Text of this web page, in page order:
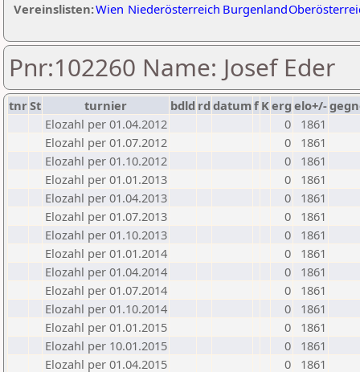
Vereinslisten:Wien Niederösterreich Burgenland
Pnr:102260 Name: Josef Eder
tnrSt turnier bdld rd datumf Kerg elo+/-
Elozahl per 01.04.2012
0
1861
Elozahl per 01.07.2012
0
1861
Elozahl per 01.10.2012
0
1861
Elozahl per 01.01.2013
0
1861
Elozahl per 01.04.2013
0
1861
Elozahl per 01.07.2013
0
1861
Elozahl per 01.10.2013
0
1861
Elozahl per 01.01.2014
0
1861
Elozahl per 01.04.2014
0
1861
Elozahl per 01.07.2014
0
1861
Elozahl per 01.10.2014
0
1861
Elozahl per 01.01.2015
0
1861
Elozahl per 10.01.2015
0
1861
Elozahl per 01.04.2015
0
1861